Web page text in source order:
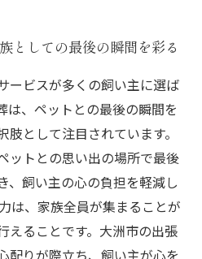
を見送るための準備と体
としての最後の瞬間を彩る
ービスが多くの飼い主に選ば
は、ペットとの最後の瞬間を
として注目されています。
ットとの思い出の場所で最後
、飼い主の心の負担を軽減し
は、家族全員が集まることが
えることです。大洲市の出張
配りが際立ち、飼い主が心を